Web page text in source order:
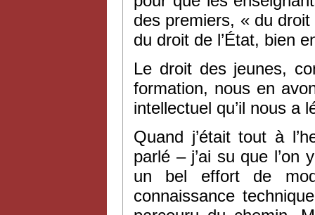
des premiers, « du
du droit de l’État, bien
Le droit des jeunes,
formation, nous en
intellectuel qu’il nous a
Quand j’était tout à
parlé – j’ai su que
un bel effort de
connaissance